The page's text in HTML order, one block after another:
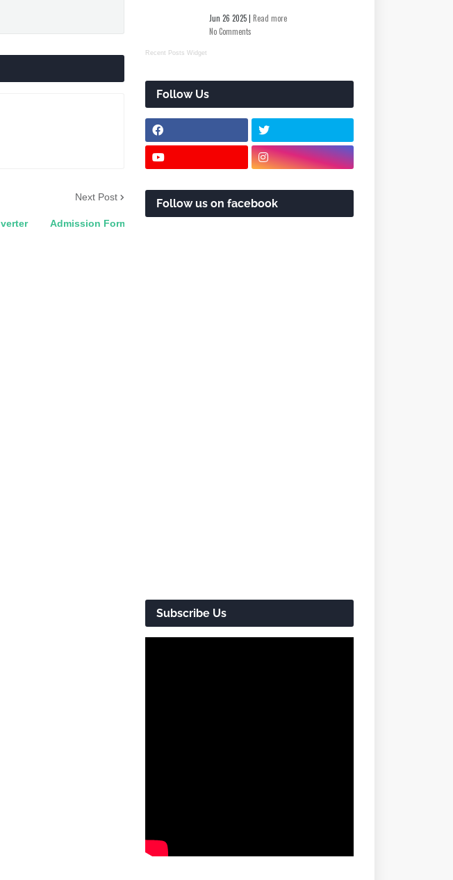
Next Post
Admission Form Computer Note
Jun 26 2025 | Read more
No Comments
Recent Posts Widget
Follow Us
Follow us on facebook
Subscribe Us